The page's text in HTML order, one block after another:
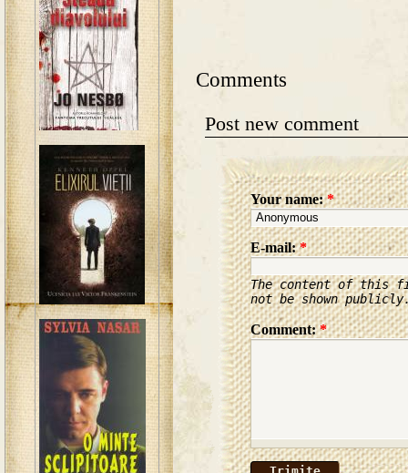
Comments
Post new comment
Your name:*
E-mail:*
The content of this
not be shown
Comment:*